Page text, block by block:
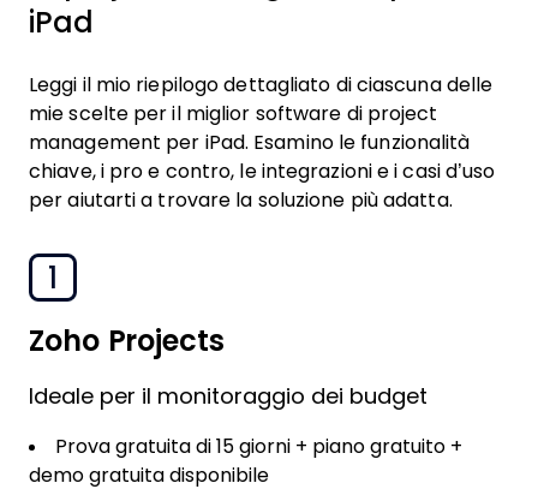
iPad
Leggi il mio riepilogo dettagliato di ciascuna delle
mie scelte per il miglior software di project
management per iPad. Esamino le funzionalità
chiave, i pro e contro, le integrazioni e i casi d’uso
per aiutarti a trovare la soluzione più adatta.
1
Zoho Projects
Ideale per il monitoraggio dei budget
Prova gratuita di 15 giorni + piano gratuito +
demo gratuita disponibile